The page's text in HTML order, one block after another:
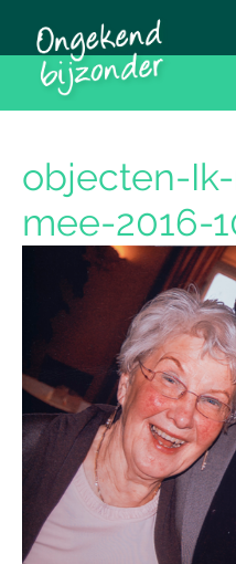
objecten-
mee-2016-